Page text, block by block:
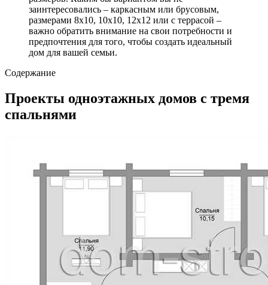
заинтересовались – каркасным или брусовым,
размерами 8х10, 10х10, 12х12 или с террасой –
важно обратить внимание на свои потребности и
предпочтения для того, чтобы создать идеальный
дом для вашей семьи.
Содержание
Проекты одноэтажных домов с тремя
спальнями